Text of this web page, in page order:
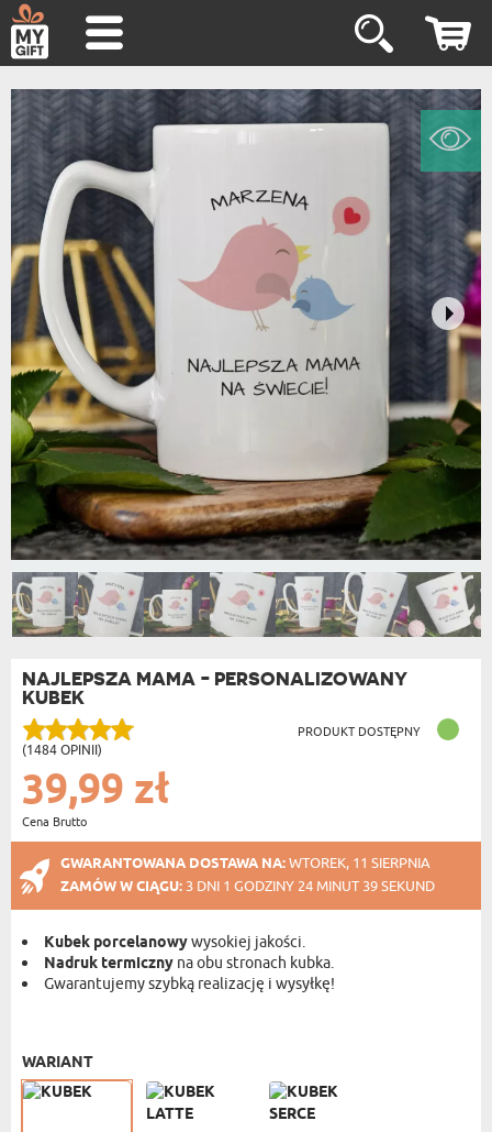
NAJLEPSZA MAMA - PERSONALIZOWANY
KUBEK
(1484 OPINII)
PRODUKT DOSTĘPNY
39,99 zł
Cena Brutto
GWARANTOWANA DOSTAWA NA:WTOREK, 11 SIERPNIA
ZAMÓW W CIĄGU: 3 DNI 1 GODZINY 24 MINUT 38 SEKUND
Kubek porcelanowywysokiej jakości.
Nadruk termiczny na obu stronach kubka.
Gwarantujemy szybką realizację i wysyłkę!
WARIANT